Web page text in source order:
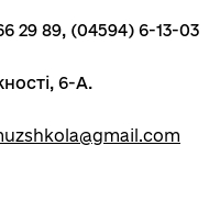
29 89, (04594) 6-13-03
6-А.